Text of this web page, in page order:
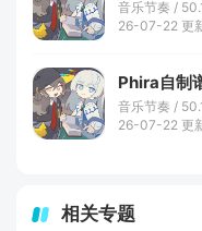
音乐节奏 /
26-07-22 更
Phira自制
音乐节奏 /
26-07-22 更
相关专题